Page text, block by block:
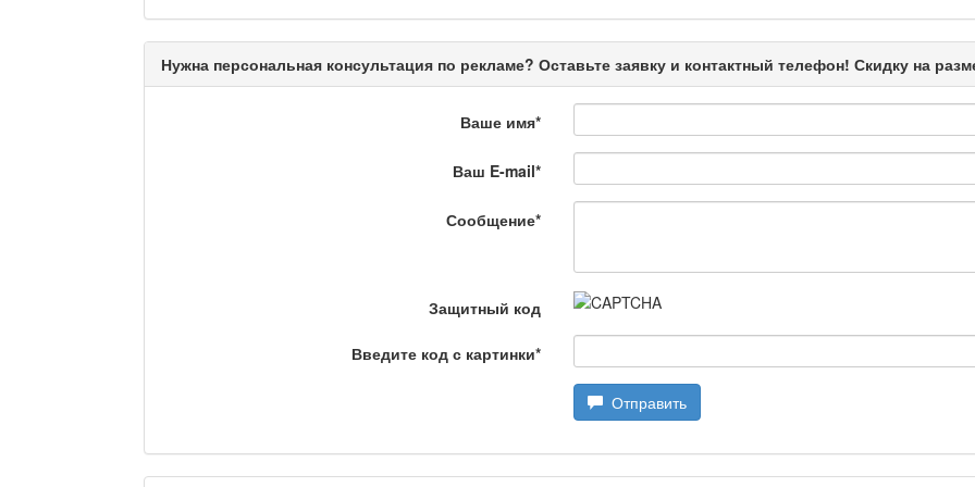
Сделано в Актобе / Ақтөбеде жасалған
Нужна персональная консультация по рекламе? Оставьте заявку и контактный телефон! Скидку на
Ваше имя*
Ваш E-mail*
Сообщение*
Защитный код
Введите код с картинки*
Отправить